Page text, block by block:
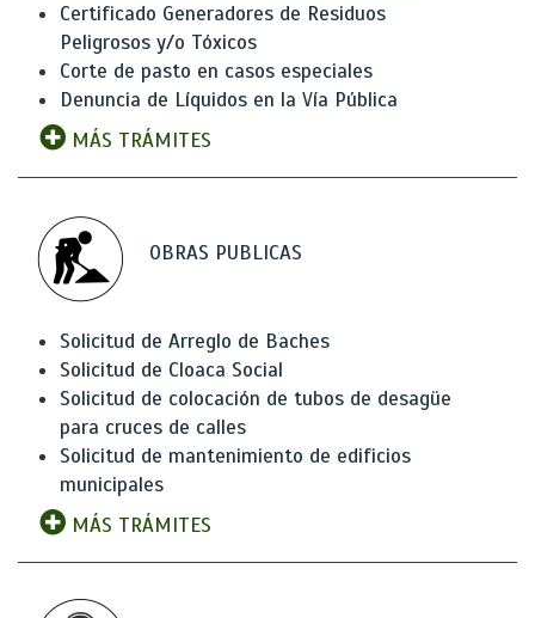
Certificado Generadores de Residuos
Peligrosos y/o Tóxicos
Corte de pasto en casos especiales
Denuncia de Líquidos en la Vía Pública
MÁS TRÁMITES
OBRAS PUBLICAS
Solicitud de Arreglo de Baches
Solicitud de Cloaca Social
Solicitud de colocación de tubos de desagüe
para cruces de calles
Solicitud de mantenimiento de edificios
municipales
MÁS TRÁMITES